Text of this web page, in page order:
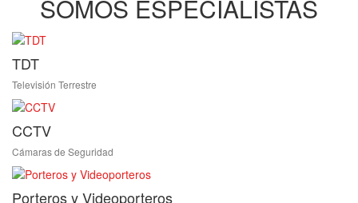
SOMOS ESPECIALISTAS
TDT
Televisión Terrestre
CCTV
Cámaras de Seguridad
Porteros y Videoporteros